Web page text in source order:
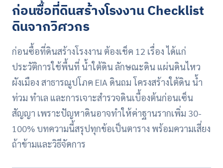
ก่อนซื้อที่ดินสร้างโรงงาน Checklist
ดินจากวิศวกร
ก่อนซื้อที่ดินสร้างโรงงาน ต้องเช็ค 12 เรื่อง ได้แก่
ประวัติการใช้พื้นที่ น้ำใต้ดิน ลักษณะดิน แผ่นดินไหว
ผังเมือง สาธารณูปโภค EIA ดินถม โครงสร้างใต้ดิน น้ำ
ท่วม ทำเล และการเจาะสำรวจดินเบื้องต้นก่อนเซ็น
สัญญา เพราะปัญหาดินอาจทำให้ค่าฐานรากเพิ่ม 30-
100% บทความนี้สรุปทุกข้อเป็นตาราง พร้อมความเสี่ยง
ถ้าข้ามและวิธีจัดการ